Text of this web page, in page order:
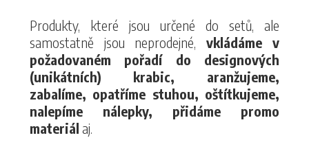
Produkty, které jsou určené do setů, ale
samostatně jsou neprodejné,vkládáme v
požadovaném pořadí do designových
(unikátních) krabic, aranžujeme,
zabalíme, opatříme stuhou, oštítkujeme,
nalepíme nálepky, přidáme promo
materiál aj.